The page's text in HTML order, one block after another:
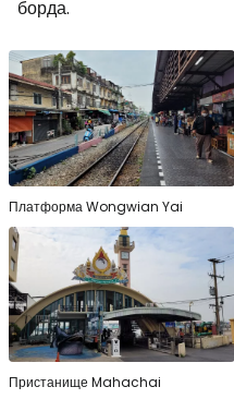
борда.
Платформа Wongwian Yai
Пристанище Mahachai